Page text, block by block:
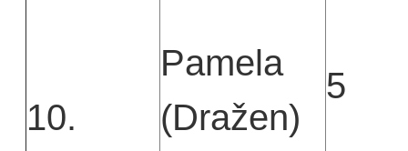
10.
Pamela
(Dražen)
5